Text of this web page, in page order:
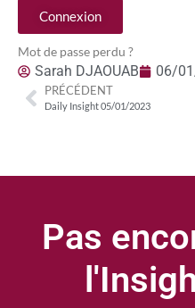
Connexion
Mot de passe perdu ?
Sarah DJAOUAB 06/
PRÉCÉDENT
Daily Insight 05/01/2023
Pas